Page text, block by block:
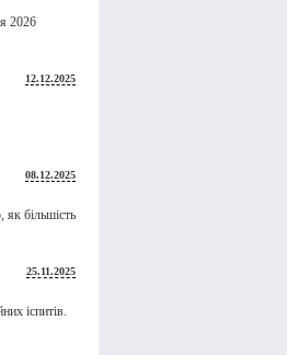
2026
12.12.2025
08.12.2025
більшість
25.11.2025
іспитів.